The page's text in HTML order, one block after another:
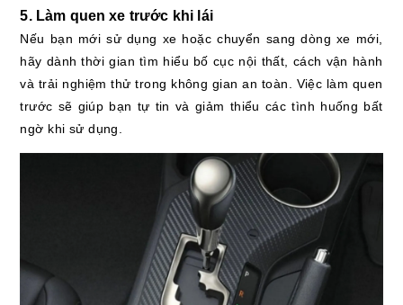
5. Làm quen xe trước khi lái
Nếu bạn mới sử dụng xe hoặc chuyển sang dòng xe mới,
hãy dành thời gian tìm hiểu bố cục nội thất, cách vận hành
và trải nghiệm thử trong không gian an toàn. Việc làm quen
trước sẽ giúp bạn tự tin và giảm thiểu các tình huống bất
ngờ khi sử dụng.